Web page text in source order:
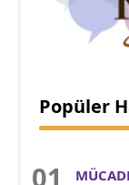
Popüler